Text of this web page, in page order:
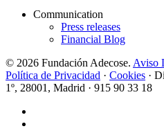
Communication
Press releases
Financial Blog
© 2026 Fundación Adecose. Aviso
Política de Privacidad · Cookies ·
1º, 28001, Madrid · 915 90 33 18